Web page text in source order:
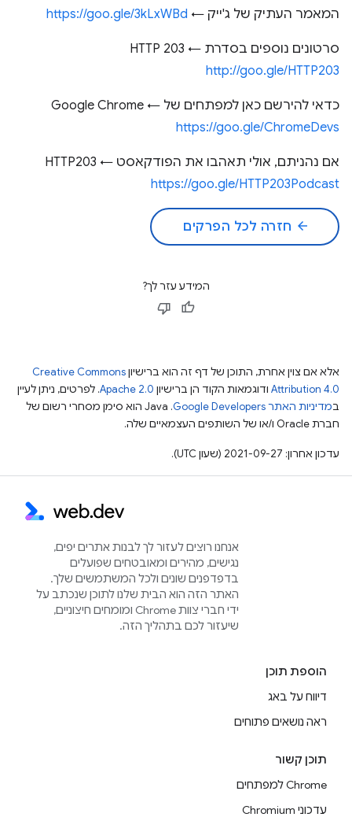
המאמר העתיק של ג'ייק ← https://goo.gle/3kLxWBd
סרטונים נוספים בסדרת HTTP 203 ←
http://goo.gle/HTTP203
כדאי להירשם כאן למפתחים של Google Chrome ←
https://goo.gle/ChromeDevs
אם נהניתם, אולי תאהבו את הפודקאסט HTTP203 ←
https://goo.gle/HTTP203Podcast
arrow_back חזרה לכל הפרקים
המידע עזר לך?
אלא אם צוין אחרת, התוכן של דף זה הוא ברישיוןCreative Commons
Attribution 4.0 ודוגמאות הקוד הן ברישיון Apache 2.0. לפרטים, ניתן לעיין
במדיניות האתר Google Developers‏
.‏ Java הוא סימן מסחרי רשום של
חברת Oracle ו/או של השותפים העצמאיים שלה.
עדכון אחרון: 2021-09-27 (שעון UTC).
אנחנו רוצים לעזור לך לבנות אתרים יפים,
נגישים, מהירים ומאובטחים שפועלים
בדפדפנים שונים ולכל המשתמשים שלך.
האתר הזה הוא הבית שלנו לתוכן שנכתב על
ידי חברי צוות Chrome ומומחים חיצוניים,
שיעזור לכם בתהליך הזה.
הוספת תוכן
דיווח על באג
ראה נושאים פתוחים
תוכן קשור
Chrome למפתחים
עדכוני Chromium